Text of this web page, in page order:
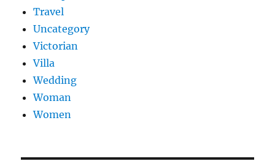
Travel
Uncategory
Victorian
Villa
Wedding
Woman
Women